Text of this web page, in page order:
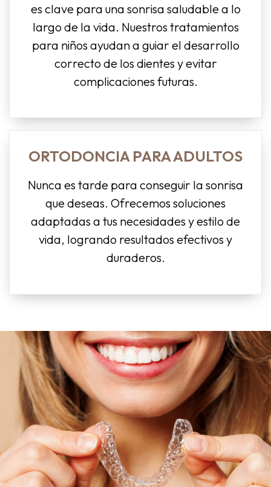
es clave para una sonrisa saludable a lo
largo de la vida. Nuestros tratamientos
para niños ayudan a guiar el desarrollo
correcto de los dientes y evitar
complicaciones futuras.
ORTODONCIA PARA ADULTOS
Nunca es tarde para conseguir la sonrisa
que deseas. Ofrecemos soluciones
adaptadas a tus necesidades y estilo de
vida, logrando resultados efectivos y
duraderos.